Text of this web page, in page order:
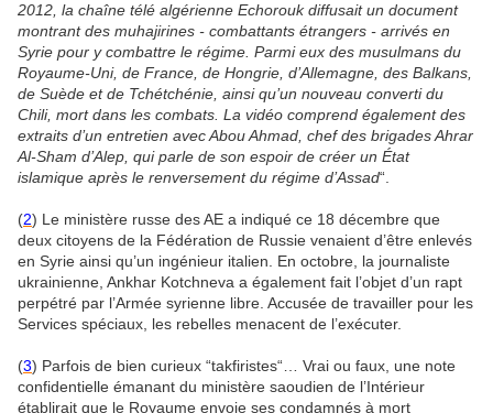
2012, la chaîne télé algérienne Echorouk diffusait un document
montrant des muhajirines - combattants étrangers - arrivés en
Syrie pour y combattre le régime. Parmi eux des musulmans du
Royaume-Uni, de France, de Hongrie, d’Allemagne, des Balkans,
de Suède et de Tchétchénie, ainsi qu’un nouveau converti du
Chili, mort dans les combats. La vidéo comprend également des
extraits d’un entretien avec Abou Ahmad, chef des brigades Ahrar
Al-Sham d’Alep, qui parle de son espoir de créer un État
islamique après le renversement du régime d’Assad“.
(2) Le ministère russe des AE a indiqué ce 18 décembre que
deux citoyens de la Fédération de Russie venaient d’être enlevés
en Syrie ainsi qu’un ingénieur italien. En octobre, la journaliste
ukrainienne, Ankhar Kotchneva a également fait l’objet d’un rapt
perpétré par l’Armée syrienne libre. Accusée de travailler pour les
Services spéciaux, les rebelles menacent de l’exécuter.
(3) Parfois de bien curieux “takfiristes“… Vrai ou faux, une note
confidentielle émanant du ministère saoudien de l’Intérieur
établirait que le Royaume envoie ses condamnés à mort